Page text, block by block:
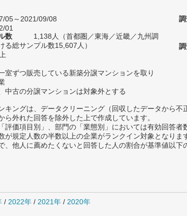
05～2021/09/08
01
数
1,138人（首都圏／東海／近畿／九州調
る総サンプル数15,607人）
室ずつ販売している新築分譲マンションを取り
中古の分譲マンションは対象外とする
ングは、データクリーニング（回収したデータから不
外れた回答を除外した上で作成しています。
評価項目別」、部門の「業態別」においては有効回答
が規定人数の半数以上の企業がランクイン対象となりま
他人に薦めたくないと回答した人の割合が基準値以下
/ 2022年 / 2021年 / 2020年